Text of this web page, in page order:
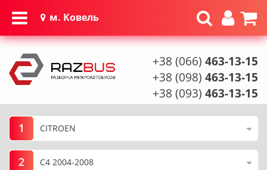
м. Ковель
+38 (066) 463-13-15
+38 (098) 463-13-15
+38 (093) 463-13-15
1
2